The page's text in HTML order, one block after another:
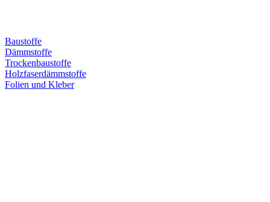
Baustoffe
Dämmstoffe
Trockenbaustoffe
Holzfaserdämmstoffe
Folien und Kleber